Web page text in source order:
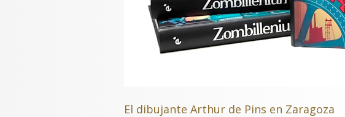
El dibujante Arthur de Pins en Zaragoza